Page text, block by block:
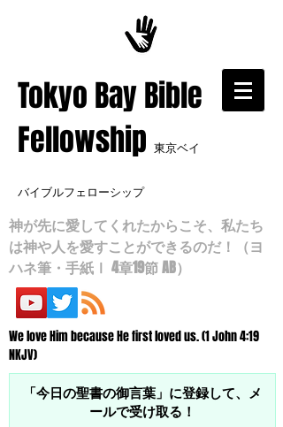
​Tokyo Bay Bible
Fellowship 東京ベイ
バイブルフェローシップ
神が先に愛してくれたからこそ、私たち
は神や人を愛すことができるのだ！（ヨ
ハネ筆・手紙Ⅰ 4章19節 AB）
We love Him because He first loved us. (1 John 4:19
NKJV)
「今日の聖書の御言葉」に登録して、メ
ールで受け取る！